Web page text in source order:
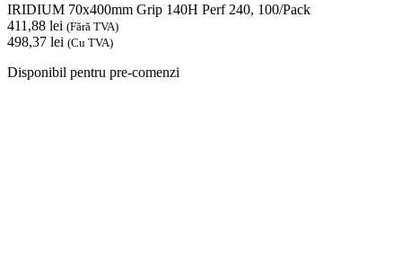
IRIDIUM 70x400mm Grip 140H Perf 240, 100/Pack
411,88 lei (Fără TVA)
498,37 lei (Cu TVA)
Disponibil pentru pre-comenzi